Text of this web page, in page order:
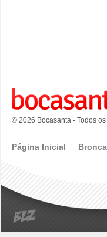
© 2026 Bocasanta - Todos
Página Inicial